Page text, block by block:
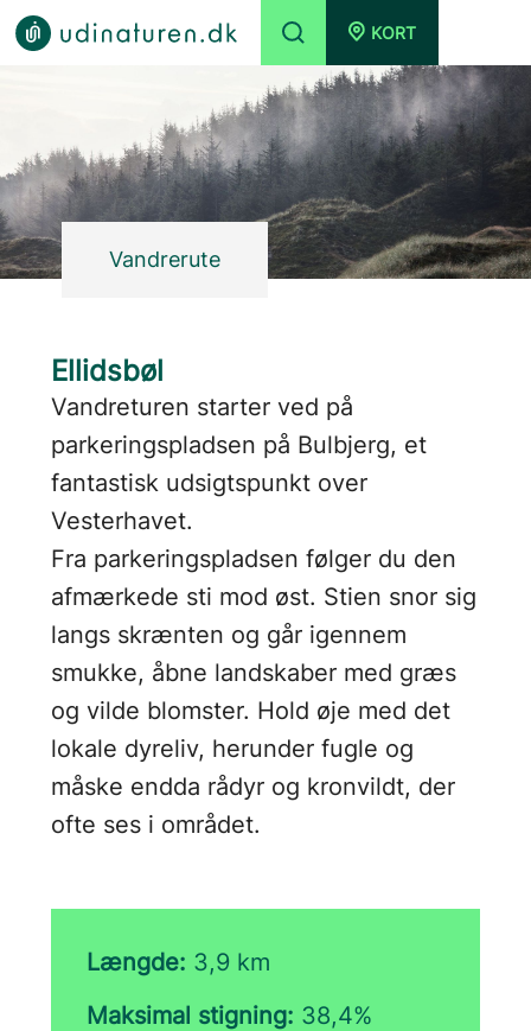
KORT
Vandrerute
Ellidsbøl
Vandreturen starter ved på
parkeringspladsen på Bulbjerg, et
fantastisk udsigtspunkt over
Vesterhavet.
Fra parkeringspladsen følger du den
afmærkede sti mod øst. Stien snor sig
langs skrænten og går igennem
smukke, åbne landskaber med græs
og vilde blomster. Hold øje med det
lokale dyreliv, herunder fugle og
måske endda rådyr og kronvildt, der
ofte ses i området.
Længde: 3,9 km
Maksimal stigning: 38,4%